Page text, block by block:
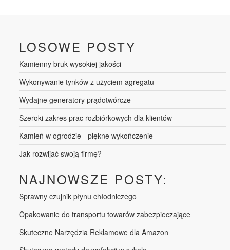
LOSOWE POSTY
Kamienny bruk wysokiej jakości
Wykonywanie tynków z użyciem agregatu
Wydajne generatory prądotwórcze
Szeroki zakres prac rozbiórkowych dla klientów
Kamień w ogrodzie - piękne wykończenie
Jak rozwijać swoją firmę?
NAJNOWSZE POSTY:
Sprawny czujnik płynu chłodniczego
Opakowanie do transportu towarów zabezpieczające
Skuteczne Narzędzia Reklamowe dla Amazon